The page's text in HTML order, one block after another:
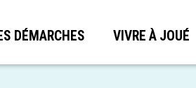
DÉMARCHES VIVRE À JOUÉ